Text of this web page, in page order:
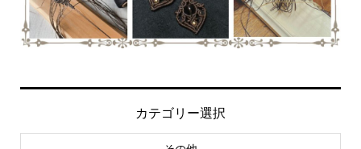
カテゴリー選択